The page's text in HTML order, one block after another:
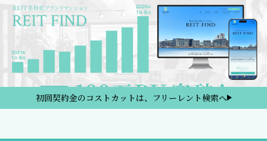
初回契約金のコストカットは、フリーレント検索へ